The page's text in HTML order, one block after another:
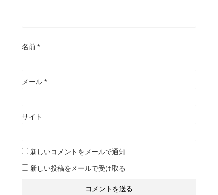
名前 *
メール *
サイト
新しいコメントをメールで通知
新しい投稿をメールで受け取る